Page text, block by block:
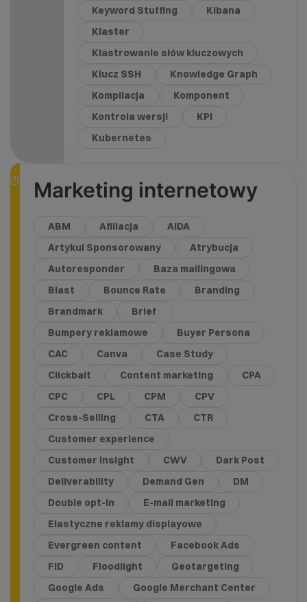
Keyword Stuffing
Kibana
Klaster
Klastrowanie słów kluczowych
Klucz SSH
Knowledge Graph
Kompilacja
Komponent
Kontrola wersji
KPI
Kubernetes
Marketing internetowy
ABM Afiliacja
AIDA
Artykuł Sponsorowany
Atrybucja
Autoresponder
Baza mailingowa
Blast
Bounce Rate
Branding
Brandmark
Brief
Bumpery reklamowe
Buyer Persona
CAC
Canva
Case Study
Clickbait
Content marketing
CPA
CPC
CPL CPM
CPV
Cross-Selling
CTA
CTR
Customer experience
Customer Insight
CWV
Dark Post
Deliverability
Demand Gen
DM
Double opt-in
E-mail marketing
Elastyczne reklamy displayowe
Evergreen content
Facebook Ads
FID
Floodlight
Geotargeting
Google Ads
Google Merchant Center